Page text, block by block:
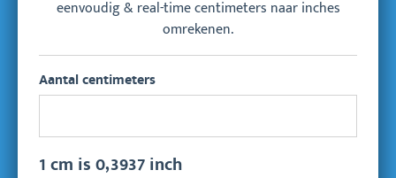
eenvoudig & real-time centimeters naar inches
omrekenen.
Aantal centimeters
1 cm is 0,3937 inch